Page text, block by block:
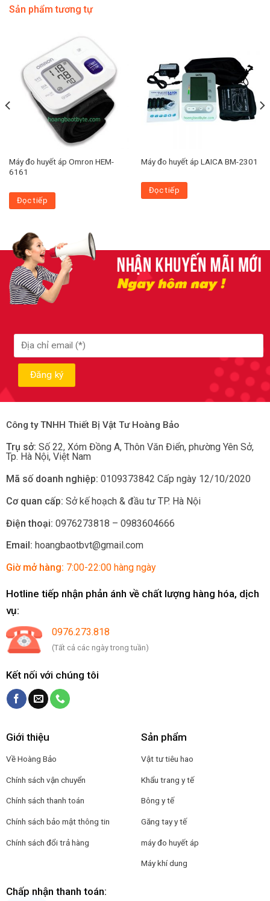
Sản phẩm tương tự
Máy đo huyết áp Omron HEM-
6161
Đọc tiếp
Máy đo huyết áp LAICA BM-2301
Đọc tiếp
Công ty TNHH Thiết Bị Vật Tư Hoàng Bảo
Trụ sở: Số 22, Xóm Đồng A, Thôn Văn Điển, phường Yên Sở,
Tp. Hà Nội, Việt Nam
Mã số doanh nghiệp: 0109373842 Cấp ngày 12/10/2020
Cơ quan cấp: Sở kế hoạch & đầu tư TP. Hà Nội
Điện thoại: 0976273818 – 0983604666
Email: hoangbaotbvt@gmail.com
Giờ mở hàng: 7:00-22:00 hàng ngày
Hotline tiếp nhận phản ánh về chất lượng hàng hóa, dịch
vụ:
0976.273.818
(Tất cả các ngày trong tuần)
Kết nối với chúng tôi
Giới thiệu
Về Hoàng Bảo
Chính sách vận chuyển
Chính sách thanh toán
Chính sách bảo mật thông tin
Chính sách đổi trả hàng
Sản phẩm
Vật tư tiêu hao
Khẩu trang y tế
Bông y tế
Găng tay y tế
máy đo huyết áp
Máy khí dung
Chấp nhận thanh toán: